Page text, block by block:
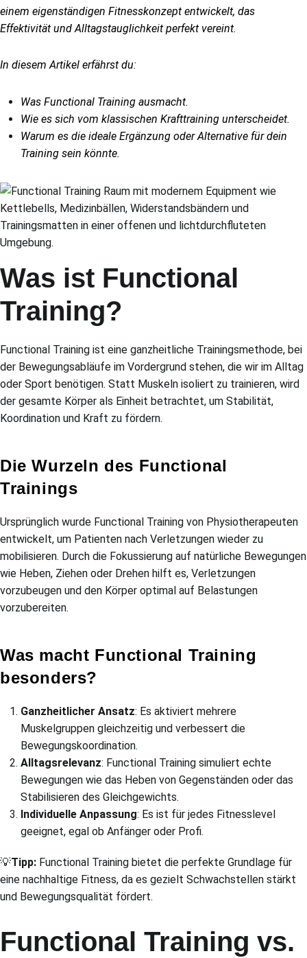
einem eigenständigen Fitnesskonzept entwickelt, das
Effektivität und Alltagstauglichkeit perfekt vereint.
In diesem Artikel erfährst du:
Was Functional Training ausmacht.
Wie es sich vom klassischen Krafttraining unterscheidet.
Warum es die ideale Ergänzung oder Alternative für dein
Training sein könnte.
Was ist Functional
Training?
Functional Training ist eine ganzheitliche Trainingsmethode, bei
der Bewegungsabläufe im Vordergrund stehen, die wir im Alltag
oder Sport benötigen. Statt Muskeln isoliert zu trainieren, wird
der gesamte Körper als Einheit betrachtet, um Stabilität,
Koordination und Kraft zu fördern.
Die Wurzeln des Functional
Trainings
Ursprünglich wurde Functional Training von Physiotherapeuten
entwickelt, um Patienten nach Verletzungen wieder zu
mobilisieren. Durch die Fokussierung auf natürliche Bewegungen
wie Heben, Ziehen oder Drehen hilft es, Verletzungen
vorzubeugen und den Körper optimal auf Belastungen
vorzubereiten.
Was macht Functional Training
besonders?
Ganzheitlicher Ansatz: Es aktiviert mehrere
Muskelgruppen gleichzeitig und verbessert die
Bewegungskoordination.
Alltagsrelevanz: Functional Training simuliert echte
Bewegungen wie das Heben von Gegenständen oder das
Stabilisieren des Gleichgewichts.
Individuelle Anpassung: Es ist für jedes Fitnesslevel
geeignet, egal ob Anfänger oder Profi.
💡Tipp: Functional Training bietet die perfekte Grundlage für
eine nachhaltige Fitness, da es gezielt Schwachstellen stärkt
und Bewegungsqualität fördert.
Functional Training vs.